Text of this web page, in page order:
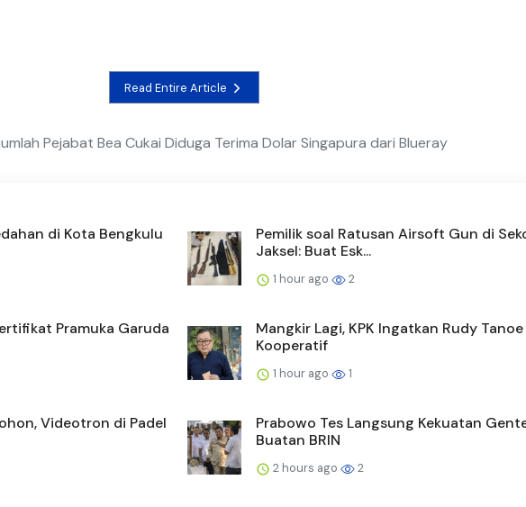
Read Entire Article
Pejabat Bea Cukai Diduga Terima Dolar Singapura dari Blueray
di Kota Bengkulu
Pemilik soal Ratusan Airsoft Gun di
Jaksel: Buat Esk...
1 hour ago 2
Pramuka Garuda
Mangkir Lagi, KPK Ingatkan Rudy Tanoe
Kooperatif
1 hour ago 1
Videotron di Padel
Prabowo Tes Langsung Kekuatan
Buatan BRIN
2 hours ago 2